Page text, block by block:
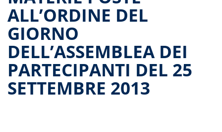
Proroga del fondo
Contatti
Tutti i documenti
ALL’ORDINE DEL
GIORNO
DELL’ASSEMBLEA DEI
PARTECIPANTI DEL 25
SETTEMBRE 2013